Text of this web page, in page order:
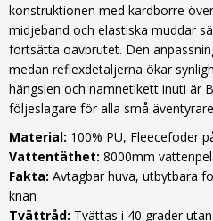
konstruktionen med kardborre
midjeband och elastiska muddar
fortsätta oavbrutet. Den
medan reflexdetaljerna ökar
hängslen och namnetikett inuti är
följeslagare för alla små
Material: 100% PU, Fleecefoder
Vattentäthet: 8000mm
Fakta: Avtagbar huva, utbytbara
knän
Tvättråd: Tvättas i 40 grader